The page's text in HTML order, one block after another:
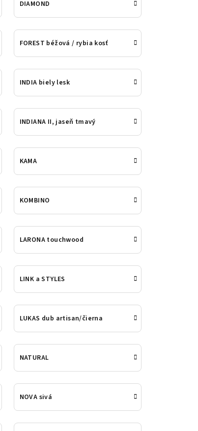
DIAMOND
FOREST béžová / rybia kosť
INDIA biely lesk
INDIANA II, jaseň tmavý
KAMA
KOMBINO
LARONA touchwood
LINK a STYLES
LUKAS dub artisan/čierna
NATURAL
NOVA sivá